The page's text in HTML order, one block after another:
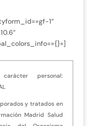
1″
personal:
y tratados en
Madrid Salud